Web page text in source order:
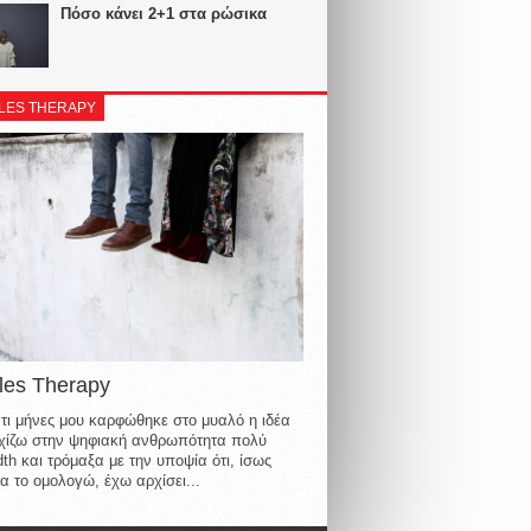
Πόσο κάνει 2+1 στα ρώσικα
THERAPY
Therapy
μήνες μου καρφώθηκε στο μυαλό η ιδέα
στην ψηφιακή ανθρωπότητα πολύ
και τρόμαξα με την υποψία ότι, ίσως
το ομολογώ, έχω αρχίσει...